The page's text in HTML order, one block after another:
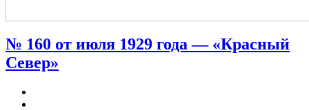
№ 160 от июля 1929 года — «Красный
Север»